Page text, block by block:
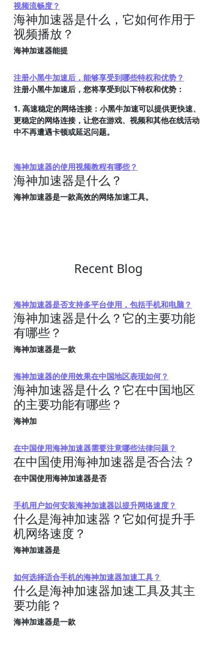
视频流畅度？
海神加速器是什么，它如何作用于
视频播放？
海神加速器能提
注册小黑牛加速后，能够享受到哪些特权和优势？
注册小黑牛加速后，您将享受到以下特权和优势：
1. 高速稳定的网络连接：小黑牛加速可以提供更快速、
更稳定的网络连接，让您在游戏、视频和其他在线活动
中不再遭遇卡顿或延迟问题。
海神加速器的使用视频教程有哪些？
海神加速器是什么？
海神加速器是一款高效的网络加速工具。
Recent Blog
海神加速器是否支持多平台使用，包括手机和电脑？
海神加速器是什么？它的主要功能
有哪些？
海神加速器是一款
海神加速器的使用效果在中国地区表现如何？
海神加速器是什么？它在中国地区
的主要功能有哪些？
海神加
在中国使用海神加速器需要注意哪些法律问题？
在中国使用海神加速器是否合法？
在中国使用海神加速器是否
手机用户如何安装海神加速器以提升网络速度？
什么是海神加速器？它如何提升手
机网络速度？
海神加速器是
如何选择适合手机的海神加速器加速工具？
什么是海神加速器加速工具及其主
要功能？
海神加速器是一款